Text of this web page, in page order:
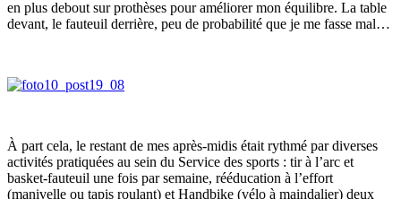
en plus debout sur prothèses pour améliorer mon équilibre. La table
devant, le fauteuil derrière, peu de probabilité que je me fasse mal…
À part cela, le restant de mes après-midis était rythmé par diverses
activités pratiquées au sein du Service des sports : tir à l’arc et
basket-fauteuil une fois par semaine, rééducation à l’effort
(manivelle ou tapis roulant) et Handbike (vélo à maindalier) deux